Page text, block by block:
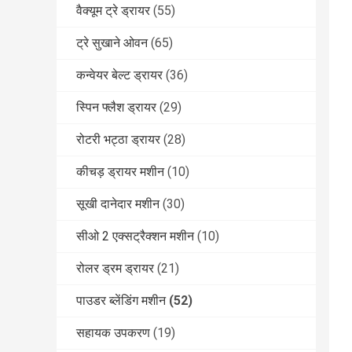
वैक्यूम ट्रे ड्रायर (55)
ट्रे सुखाने ओवन (65)
कन्वेयर बेल्ट ड्रायर (36)
स्पिन फ्लैश ड्रायर (29)
रोटरी भट्ठा ड्रायर (28)
कीचड़ ड्रायर मशीन (10)
सूखी दानेदार मशीन (30)
सीओ 2 एक्सट्रैक्शन मशीन (10)
रोलर ड्रम ड्रायर (21)
पाउडर ब्लेंडिंग मशीन (52)
सहायक उपकरण (19)